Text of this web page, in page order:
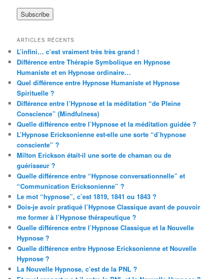
ARTICLES RÉCENTS
L’infini… c’est vraiment très très grand !
Différence entre Thérapie Symbolique en Hypnose
Humaniste et en Hypnose ordinaire…
Quel différence entre Hypnose Humaniste et Hypnose
Spirituelle ?
Différence entre l’Hypnose et la méditation “de Pleine
Conscience” (Mindfulness)
Quelle différence entre l’Hypnose et la méditation guidée ?
L’Hypnose Ericksonienne est-elle une sorte “d’hypnose
consciente” ?
Milton Erickson était-il une sorte de chaman ou de
guérisseur ?
Quelle différence entre “Hypnose conversationnelle” et
“Communication Ericksonienne” ?
Le mot “hypnose”, c’est 1819, 1841 ou 1843 ?
Dois-je avoir pratiqué l’Hypnose Classique avant de pouvoir
me former à l’Hypnose thérapeutique ?
Quelle différence entre l’Hypnose Classique et la Nouvelle
Hypnose ?
Quelle différence entre Hypnose Ericksonienne et Nouvelle
Hypnose ?
La Nouvelle Hypnose, c’est de la PNL ?